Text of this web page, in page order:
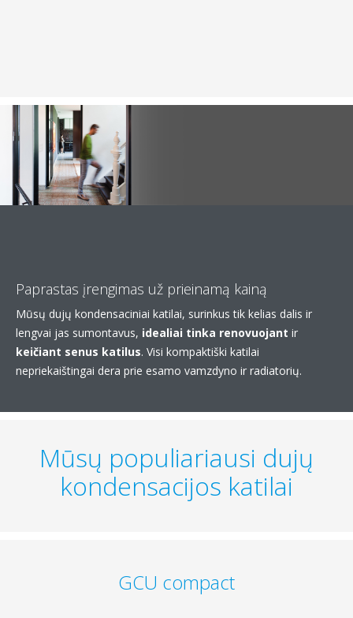
Paprastas įrengimas už prieinamą kainą
Mūsų dujų kondensaciniai katilai, surinkus tik kelias dalis ir
lengvai jas sumontavus, idealiai tinka renovuojant ir
keičiant senus katilus. Visi kompaktiški katilai
nepriekaištingai dera prie esamo vamzdyno ir radiatorių.
Mūsų populiariausi dujų
kondensacijos katilai
GCU compact